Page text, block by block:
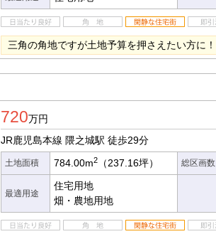
三角の角地ですが土地予算を押さえたい方に！
720万円
JR鹿児島本線 隈之城駅 徒歩29分
土地面積 784.00m2 （237.16坪） 総区画数
最適用途
住宅用地
畑・農地用地